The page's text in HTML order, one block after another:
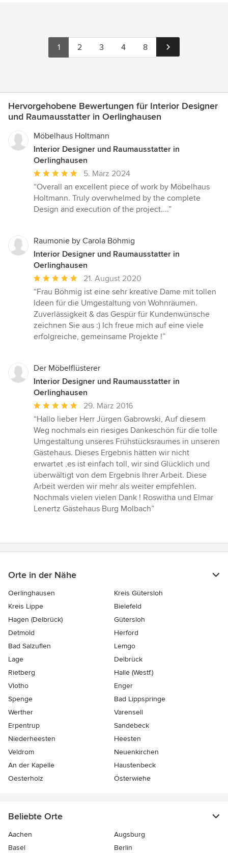
1 2 3 4 8
Hervorgehobene Bewertungen für Interior Designer
und Raumausstatter in Oerlinghausen
Möbelhaus Holtmann
Interior Designer und Raumausstatter in
Oerlinghausen
Durchschnittliche
Bewertung:
5
von
5. März 2024
“Overall an excellent piece of work by Möbelhaus
Holtmann. Truly overwhelmed by the complete
Design and execution of the project....”
Raumonie by Carola Böhmig
Interior Designer und Raumausstatter in
Oerlinghausen
Durchschnittliche
Bewertung:
5
von
5
Sternen
21. August 2020
“Frau Böhmig ist eine sehr kreative Dame mit tollen
Ideen für die Umgestaltung von Wohnräumen.
Zuverlässigkeit & das Gespür für Kundenwünsche
zeichnen Sie aus :) Ich freue mich auf eine viele
erfolgreiche, gemeinsame Projekte !”
Der Möbelflüsterer
Interior Designer und Raumausstatter in
Oerlinghausen
Durchschnittliche
Bewertung:
5
von
5
Sternen
29. März 2016
“Hallo lieber Herr Jürgen Gabrowski, Auf diesem
Weg nochmals ein riesiges Dankeschön für die tolle
Umgestaltung unseres Frühstücksraumes in unseren
Gästehaus. Dieses Ergebnis hätten wir nicht
erwartet ,es ist einfach toll, wir sind Glücklich und
überwältigt von dem Ergebnis Ihrer Arbeit. Diese
Arbeit werden wir mehr als weiter empfehlen.
Nochmals vielen vielen Dank ! Roswitha und Elmar
Lenertz Gästehaus Burg Molbach”
Orte in der Nähe
Oerlinghausen
Kreis Gütersloh
Kreis Lippe
Bielefeld
Hagen (Delbrück)
Gütersloh
Detmold
Herford
Bad Salzuflen
Lemgo
Lage
Delbrück
Rietberg
Halle (Westf.)
Vlotho
Enger
Spenge
Bad Lippspringe
Werther
Varensell
Erpentrup
Sandebeck
Niederheesten
Heesten
Veldrom
Neuenkirchen
An der Kapelle
Haustenbeck
Oesterholz
Österwiehe
Beliebte Orte
Aachen
Augsburg
Basel
Berlin